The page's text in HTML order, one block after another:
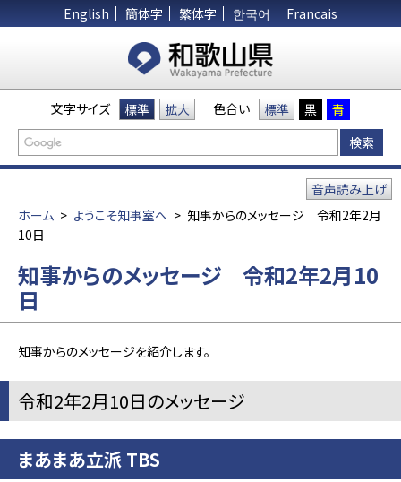
English 簡体字 繁体字 한국어 Francais
文字サイズ 標準 拡大 色合い 標準 黒 青
ホーム > ようこそ知事室へ > 知事からのメッセージ 令和2年2月
10日
音声読み上げ
知事からのメッセージ 令和2年2月10
日
知事からのメッセージを紹介します。
令和2年2月10日のメッセージ
まあまあ立派 TBS